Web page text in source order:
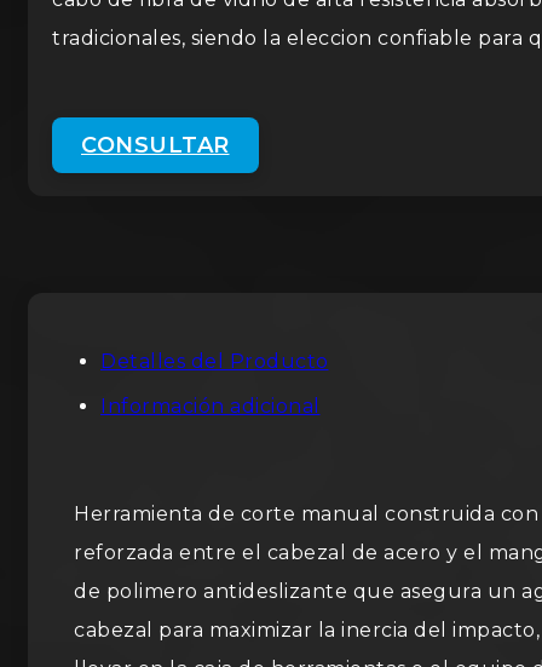
tradicionales, siendo la eleccion confiable
CONSULTAR
Detalles del Producto
Información adicional
Herramienta de corte manual construida
reforzada entre el cabezal de acero y el
de polimero antideslizante que asegura un
cabezal para maximizar la inercia del